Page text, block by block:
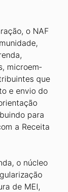
o NAF
microem­
que
e envio do
para
a Receita
o núcleo
de MEI,